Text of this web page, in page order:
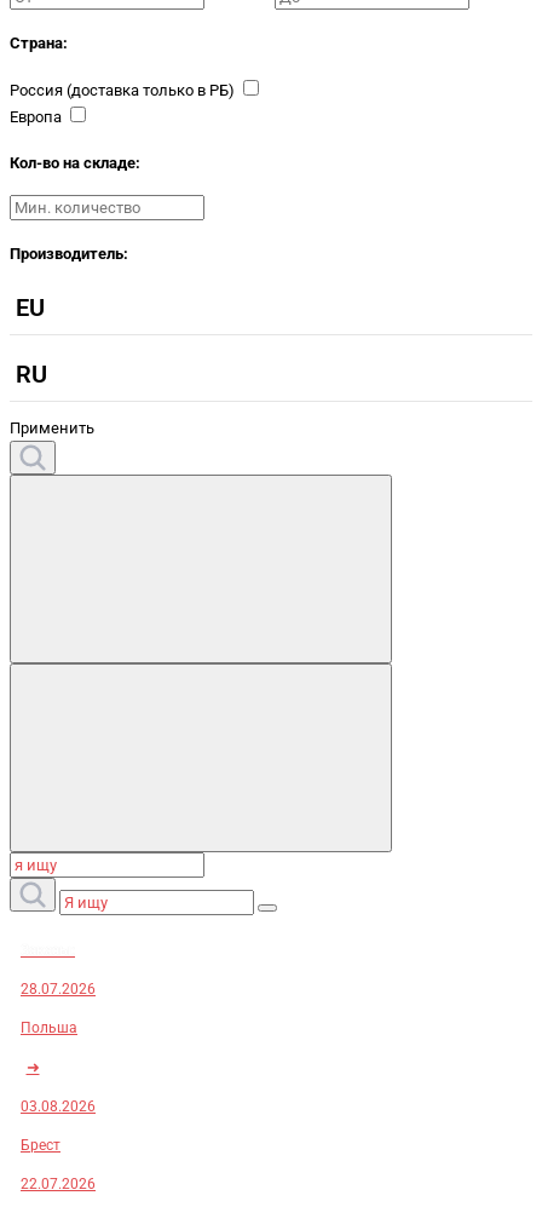
Страна:
Россия (доставка только в РБ)
Европа
Кол-во на складе:
Производитель:
EU
RU
Применить
28.07.2026
Польша
➜
03.08.2026
Брест
22.07.2026